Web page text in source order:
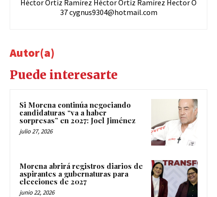
Héctor Ortiz Ramírez Héctor Ortiz Ramírez Hector O
37cygnus9304@hotmail.com
Autor(a)
Puede interesarte
Si Morena continúa negociando
candidaturas “va a haber
sorpresas” en 2027: Joel Jiménez
julio 27, 2026
Morena abrirá registros diarios de
aspirantes a gubernaturas para
elecciones de 2027
junio 22, 2026